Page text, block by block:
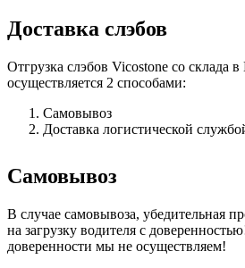
Доставка слэбов
Отгрузка слэбов Vicostone со склада
осуществляется 2 способами:
Самовывоз
Доставка логистической
Самовывоз
В случае самовывоза, убедительная
на загрузку водителя с
доверенности мы не осуществляем!